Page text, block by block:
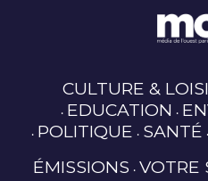
CULTURE &
EDUCATION
POLITIQUE SANTÉ
ÉMISSIONS VOTRE